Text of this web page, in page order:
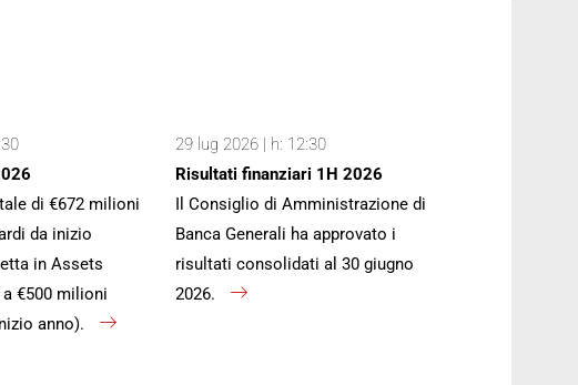
di €672 milioni
da inizio
in Assets
€500 milioni
anno).
29 lug 2026 | h: 12:30
Risultati finanziari 1H 2026
Il Consiglio di Amministrazione di
Banca Generali ha approvato i
risultati consolidati al 30 giugno
2026.